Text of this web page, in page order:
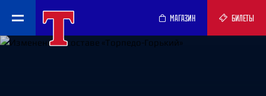
МАГАЗИН БИЛЕТЫ